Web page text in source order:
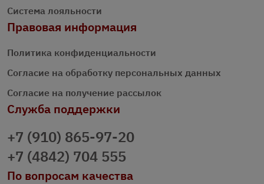
Система лояльности
Правовая информация
Политика конфиденциальности
Согласие на обработку персональных данных
Согласие на получение рассылок
Служба поддержки
+7 (910) 865-97-20
+7 (4842) 704 555
По вопросам качества